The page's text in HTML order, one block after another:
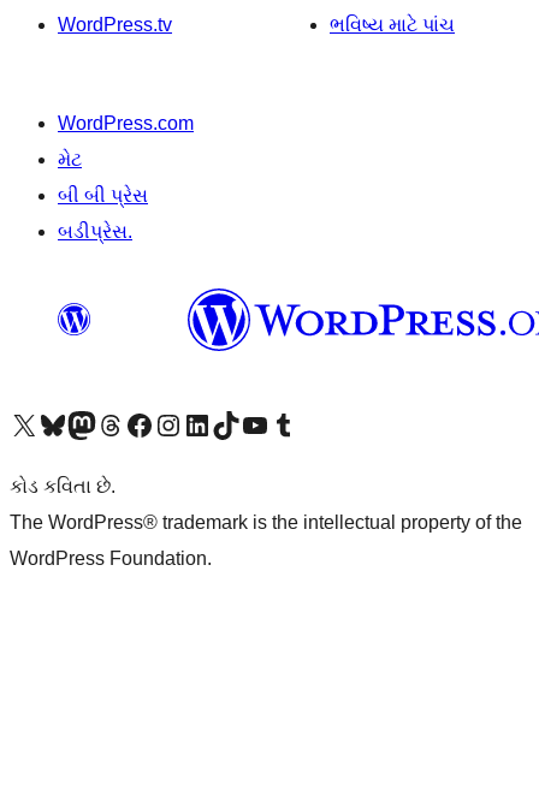
WordPress.tv
ભવિષ્ય માટે પાંચ
WordPress.com
મેટ
બી બી પ્રેસ
બડીપ્રેસ.
અમારા X (અગાઉ ટ્વિટર) એકાઉન્ટની મુલાકાત લોઅમારા Bluesky એકાઉન્ટની મુલાકાત લોઅમારા માસ્ટોડોન એકાઉન્ટની મુલાકાત લોઅમારા Threads એકાઉન્ટની મુલાકાત લો અમારા ફેસબુક પેજની મુલાકાત લોઅમારા ઇન્સ્ટાગ્રામ એકાઉન્ટની મુલાકાત લો અમારા LinkedIn એકાઉન્ટની મુલાકાત લોઅમારા TikTok એકાઉન્ટની મુલાકાત લોઅમારી YouTube ચેનલની મુલાકાત લો અમારા Tumblr એકાઉન્ટની મુલાકાત લો
કોડ કવિતા છે.
The WordPress® trademark is the intellectual property of the
WordPress Foundation.